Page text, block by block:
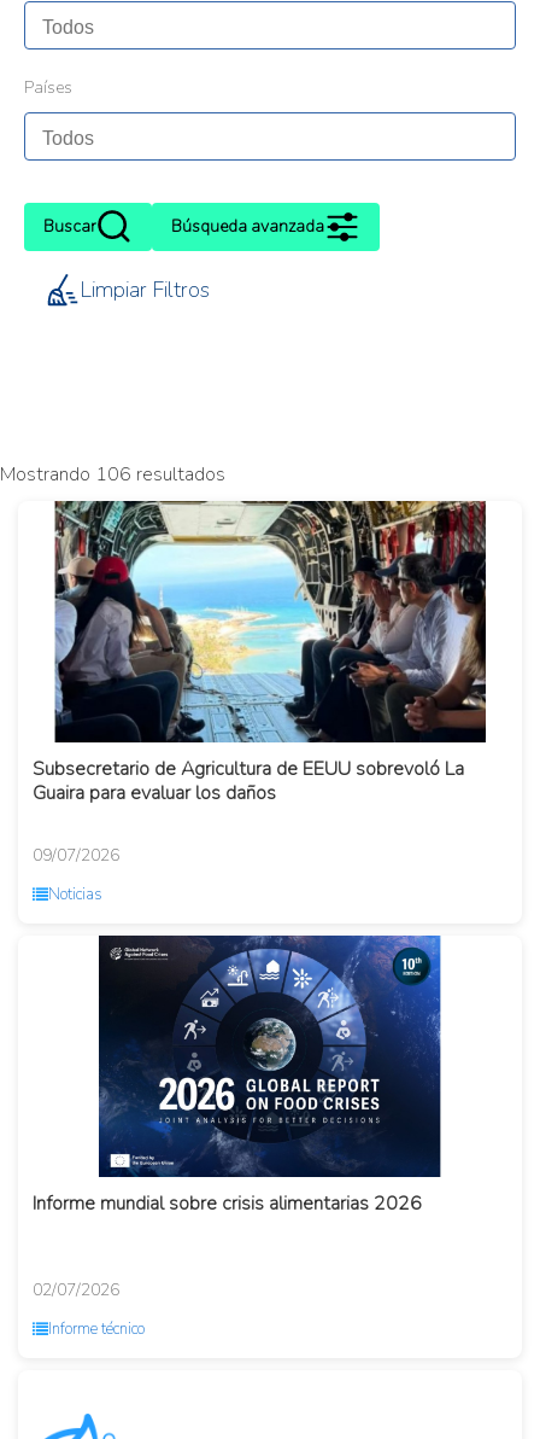
Países
Buscar Búsqueda avanzada
Limpiar Filtros
Mostrando 106 resultados
Subsecretario de Agricultura de EEUU sobrevoló La
Guaira para evaluar los daños
09/07/2026
Noticias
Informe mundial sobre crisis alimentarias 2026
02/07/2026
Informe técnico